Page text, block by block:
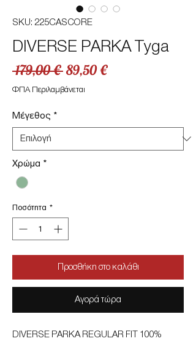
SKU: 225CASCORE
DIVERSE PARKA Tyga
179,00 € Κανονική
τιμή
89,50 €Τιμή
ΦΠΑ Περιλαμβάνεται
Μέγεθος *
Χρώμα *
Ποσότητα *
Προσθήκη στο καλάθι
Αγορά τώρα
DIVERSE PARKA REGULAR FIT 100%